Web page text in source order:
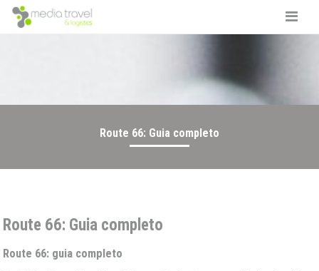
Route 66: Guia completo
Route 66: Guia completo
Route 66: guia completo